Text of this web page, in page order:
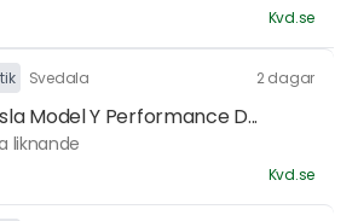
Kvd.se
Svedala 2 dagar
Model Y Performance D...
liknande
Kvd.se